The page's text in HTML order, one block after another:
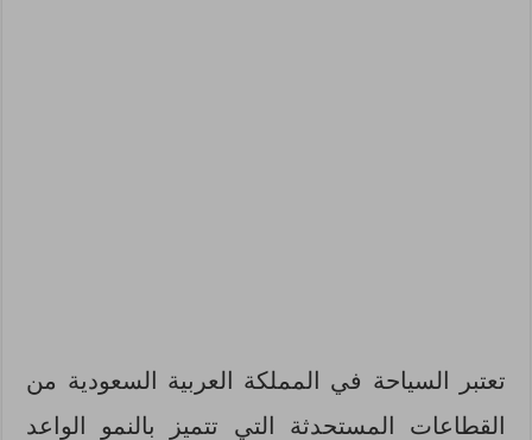
تعتبر السياحة في المملكة العربية السعودية من
القطاعات المستحدثة التي تتميز بالنمو الواعد